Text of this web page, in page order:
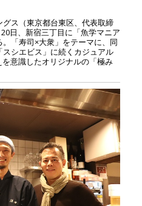
ス（東京都台東区、代表取締
日、新宿三丁目に「魚学マニア
「寿司×大衆」をテーマに、同
シエビス」に続くカジュアル
意識したオリジナルの「極み